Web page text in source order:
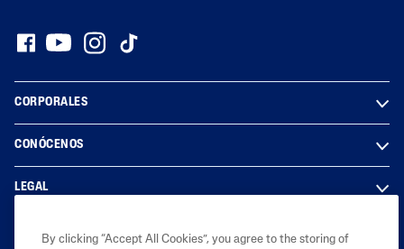
CORPORALES
CONÓCENOS
LEGAL
By clicking “Accept All Cookies”, you agree to the storing of